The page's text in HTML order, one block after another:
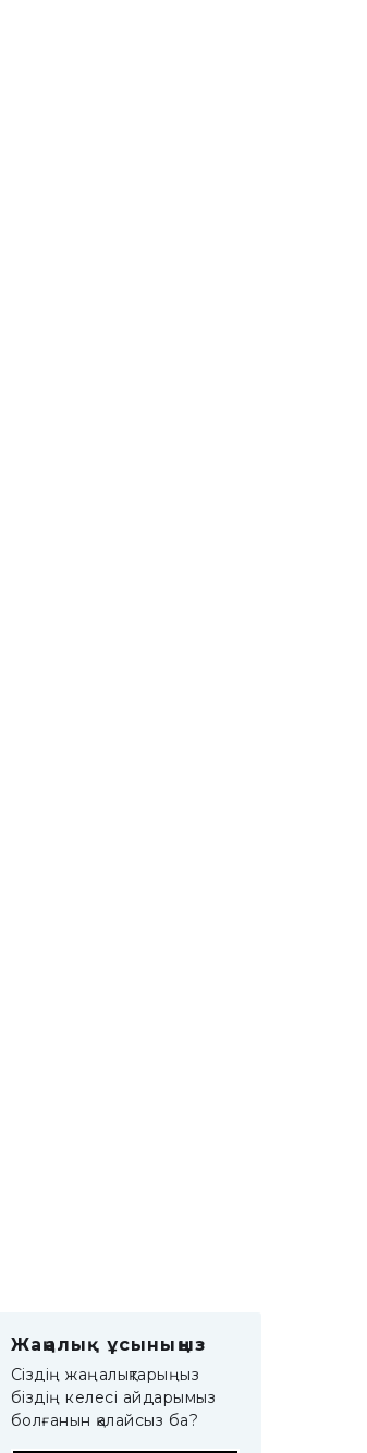
Жаңалық ұсыныңыз
Сіздің жаңалықтарыңыз
біздің келесі айдарымыз
болғанын қалайсыз ба?